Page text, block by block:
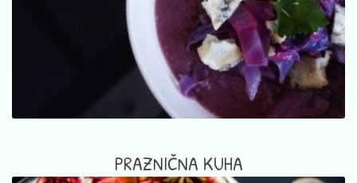
PRAZNIČNA KUHA